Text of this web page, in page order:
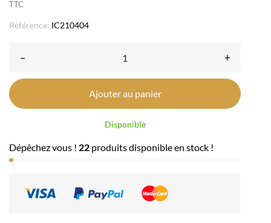
TTC
Référence: IC210404
– +
Ajouter au panier
Disponible
Dépêchez vous ! 22 produits disponible en stock !